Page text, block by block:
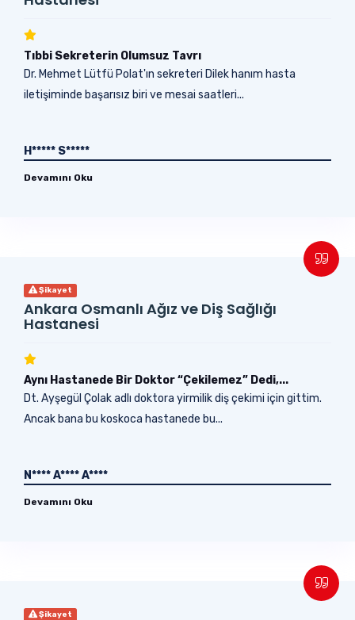
Tıbbi Sekreterin Olumsuz Tavrı
Dr. Mehmet Lütfü Polat'ın sekreteri Dilek hanım hasta
iletişiminde başarısız biri ve mesai saatleri...
H***** S*****
Devamını Oku
Şikayet
Ankara Osmanlı Ağız ve Diş Sağlığı
Hastanesi
Aynı Hastanede Bir Doktor “Çekilemez” Dedi,...
Dt. Ayşegül Çolak adlı doktora yirmilik diş çekimi için gittim.
Ancak bana bu koskoca hastanede bu...
N**** A**** A****
Devamını Oku
Şikayet